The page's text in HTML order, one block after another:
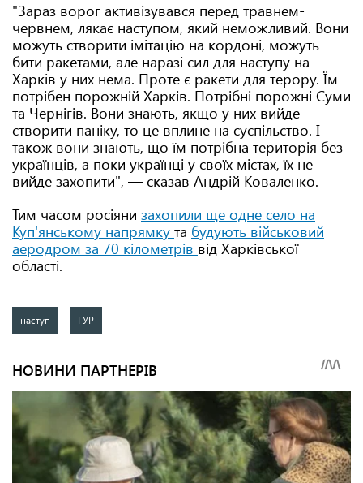
"Зараз ворог активізувався перед травнем-
червнем, лякає наступом, який неможливий. Вони
можуть створити імітацію на кордоні, можуть
бити ракетами, але наразі сил для наступу на
Харків у них нема. Проте є ракети для терору. Їм
потрібен порожній Харків. Потрібні порожні Суми
та Чернігів. Вони знають, якщо у них вийде
створити паніку, то це вплине на суспільство. І
також вони знають, що їм потрібна територія без
українців, а поки українці у своїх містах, їх не
вийде захопити", — сказав Андрій Коваленко.
Тим часом росіяни захопили ще одне село на
Куп'янському напрямку та будують військовий
аеродром за 70 кілометрів від Харківської
області.
наступ ГУР